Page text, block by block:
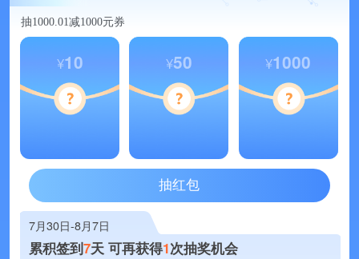
抽1000.01减1000元券
¥10 ¥50 ¥1000
抽红包
7月30日-8月7日
累积签到7天 可再获得1次抽奖机会